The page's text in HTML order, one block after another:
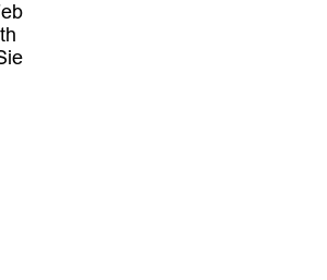


